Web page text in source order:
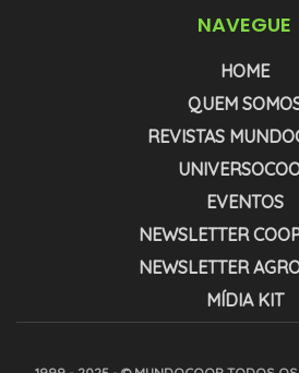
NAVEGUE
HOME
QUEM
REVISTAS
EVENTOS
NEWSLETTER
NEWSLETTER
MÍDIA KIT